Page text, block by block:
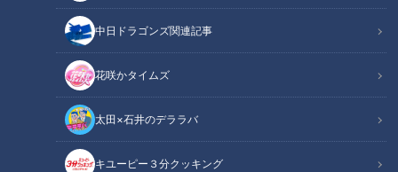
中日ドラゴンズ関連記事
花咲かタイムズ
太田×石井のデララバ
キユーピー３分クッキング